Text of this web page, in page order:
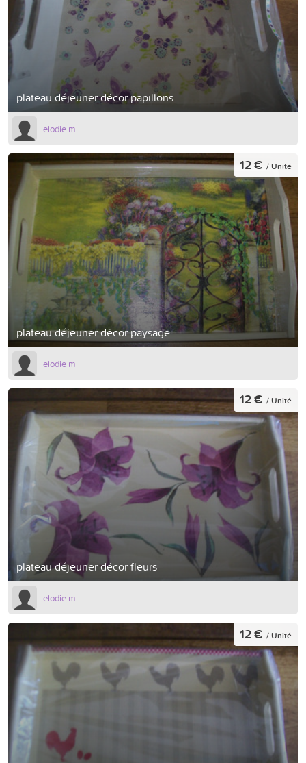
plateau déjeuner décor papillons
elodie m
plateau déjeuner décor paysage
12 € / Unité
elodie m
plateau déjeuner décor fleurs
12 € / Unité
elodie m
12 € / Unité